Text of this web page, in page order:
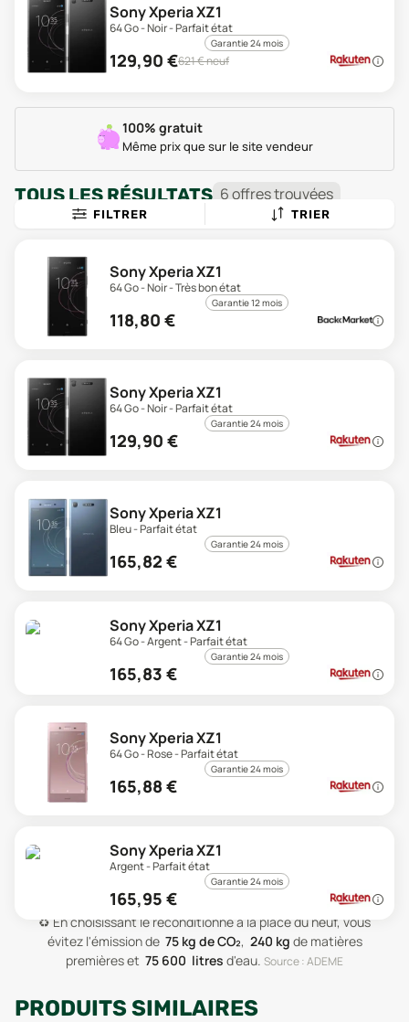
Sony Xperia XZ1
64 Go - Noir - Parfait état
Garantie 24 mois
129,90 €621€ neuf
100% gratuit
Même prix que sur le site vendeur
TOUS LES RÉSULTATS 6offrestrouvées
FILTRER TRIER
Sony Xperia XZ1
64 Go - Noir - Très bon état
Garantie 12 mois
118,80 €
Sony Xperia XZ1
64 Go - Noir - Parfait état
Garantie 24 mois
129,90 €
Sony Xperia XZ1
Bleu - Parfait état
Garantie 24 mois
165,82 €
Sony Xperia XZ1
64 Go - Argent - Parfait état
Garantie 24 mois
165,83 €
Sony Xperia XZ1
64 Go - Rose - Parfait état
Garantie 24 mois
165,88 €
Sony Xperia XZ1
Argent - Parfait état
Garantie 24 mois
165,95 €
♻️ En choisissant le reconditionné à la place du neuf, vous
évitez l'émission de 75 kg de CO₂, 240 kg de matières
premièreset 75 600 litres d'eau. Source : ADEME
PRODUITS SIMILAIRES